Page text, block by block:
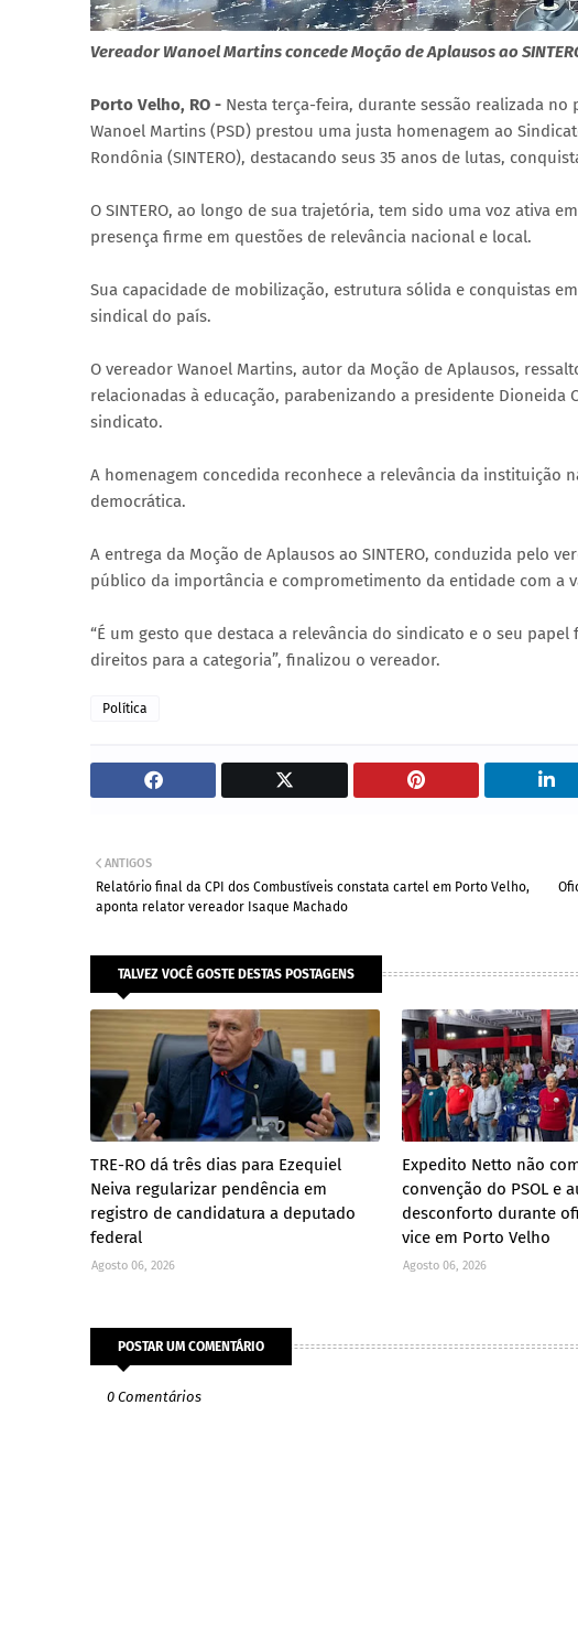
Vereador Wanoel Martins concede Moção de Aplausos ao
Porto Velho, RO - Nesta terça-feira, durante sessão realizada
Wanoel Martins (PSD) prestou uma justa homenagem ao
Rondônia (SINTERO), destacando seus 35 anos de lutas,
O SINTERO, ao longo de sua trajetória, tem sido uma voz ativa
presença firme em questões de relevância nacional e local.
Sua capacidade de mobilização, estrutura sólida e conquistas
sindical do país.
O vereador Wanoel Martins, autor da Moção de Aplausos,
relacionadas à educação, parabenizando a presidente
sindicato.
A homenagem concedida reconhece a relevância da instituição
democrática.
A entrega da Moção de Aplausos ao SINTERO, conduzida pelo
público da importância e comprometimento da entidade com a
“É um gesto que destaca a relevância do sindicato e o seu
direitos para a categoria”, finalizou o vereador.
Política
ANTIGOS
Relatório final da CPI dos Combustíveis constata cartel em Porto Velho,
aponta relator vereador Isaque Machado
TALVEZ VOCÊ GOSTE DESTAS POSTAGENS
TRE-RO dá três dias para Ezequiel
Neiva regularizar pendência em
registro de candidatura a deputado
federal
Agosto 06, 2026
Expedito Netto não
convenção do PSOL e
desconforto durante
vice em Porto Velho
Agosto 06, 2026
POSTAR UM COMENTÁRIO
0 Comentários